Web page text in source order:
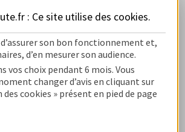
aussi un moment de partage !
de cette année était un moment riche
événement était certes une occasion
collaborateurs de donner le meilleur
des activités sportives, mais également
moments conviviaux. Effectivement,
ont choisi de faire venir leurs
: Ce site utilise des cookies.
son bon fonctionnement et,
d’en mesurer son audience.
vos choix pendant 6 mois. Vous
changer d’avis en cliquant sur
des cookies » présent en pied de page